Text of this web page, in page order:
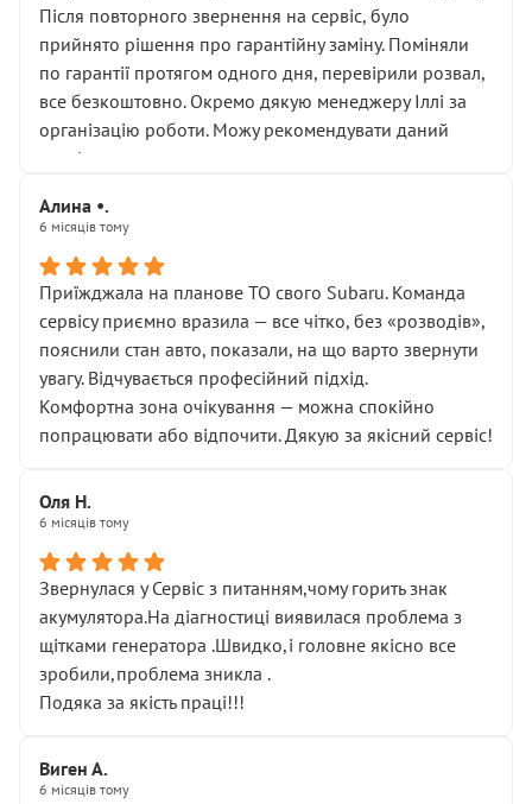
Після повторного звернення на сервіс, було
прийнято рішення про гарантійну заміну. Поміняли
по гарантії протягом одного дня, перевірили розвал,
все безкоштовно. Окремо дякую менеджеру Іллі за
організацію роботи. Можу рекомендувати даний
сервіс.
Алина •.
6 місяців тому
Приїжджала на планове ТО свого Subaru. Команда
сервісу приємно вразила — все чітко, без «розводів»,
пояснили стан авто, показали, на що варто звернути
увагу. Відчувається професійний підхід.
Комфортна зона очікування — можна спокійно
попрацювати або відпочити. Дякую за якісний сервіс!
Оля Н.
6 місяців тому
Звернулася у Сервіс з питанням,чому горить знак
акумулятора.На діагностиці виявилася проблема з
щітками генератора .Швидко,і головне якісно все
зробили,проблема зникла .
Подяка за якість праці!!!
Виген А.
6 місяців тому